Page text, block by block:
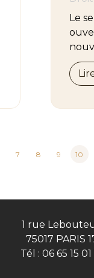
Le
7 8 9 10
1 rue
75017 PARIS
Tél : 06 65 15 01